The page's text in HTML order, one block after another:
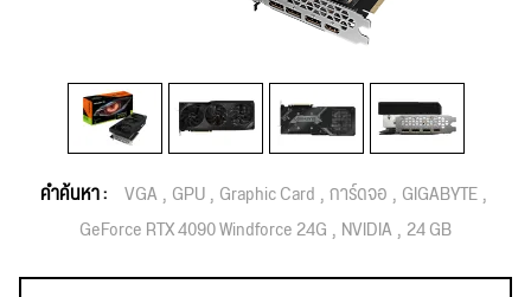
คำค้นหา : VGA GPU Graphic Card การ์ดจอ GIGABYTE
GeForce RTX 4090 Windforce 24G NVIDIA 24 GB